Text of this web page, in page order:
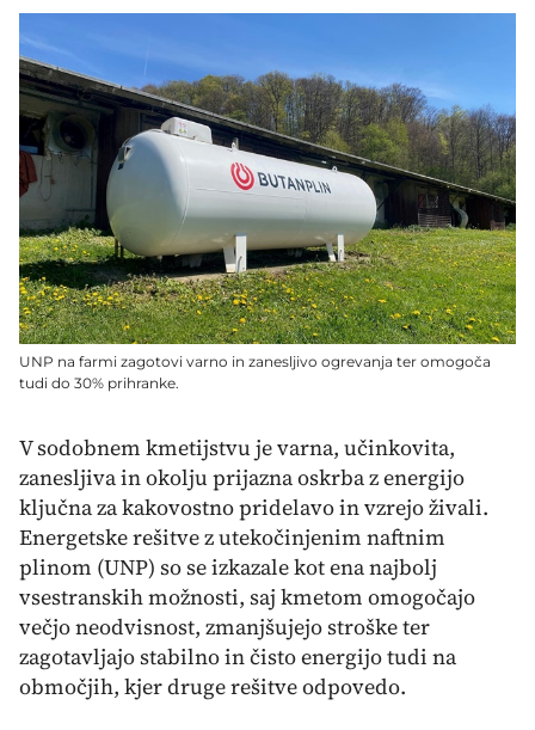
UNP na farmi zagotovi varno in zanesljivo ogrevanja ter omogoča
tudi do 30% prihranke.
V sodobnem kmetijstvu je varna, učinkovita,
zanesljiva in okolju prijazna oskrba z energijo
ključna za kakovostno pridelavo in vzrejo živali.
Energetske rešitve z utekočinjenim naftnim
plinom (UNP) so se izkazale kot ena najbolj
vsestranskih možnosti, saj kmetom omogočajo
večjo neodvisnost, zmanjšujejo stroške ter
zagotavljajo stabilno in čisto energijo tudi na
območjih, kjer druge rešitve odpovedo.